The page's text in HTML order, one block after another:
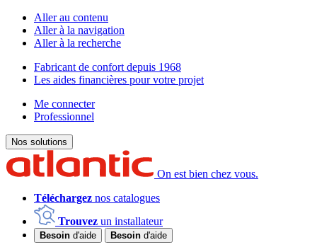
Aller au contenu
Aller à la navigation
Aller à la recherche
Fabricant de confort depuis 1968
Les aides financières pour votre projet
Me connecter
Professionnel
Nos solutions
On est bien chez vous.
Téléchargez nos catalogues
Trouvez un installateur
Besoin d'aide Besoin d'aide